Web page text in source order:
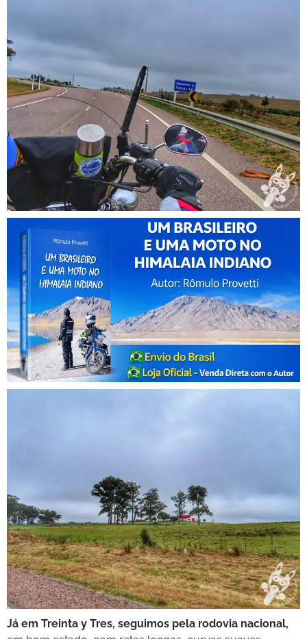
Já em Treinta y Tres, seguimos pela rodovia nacional,